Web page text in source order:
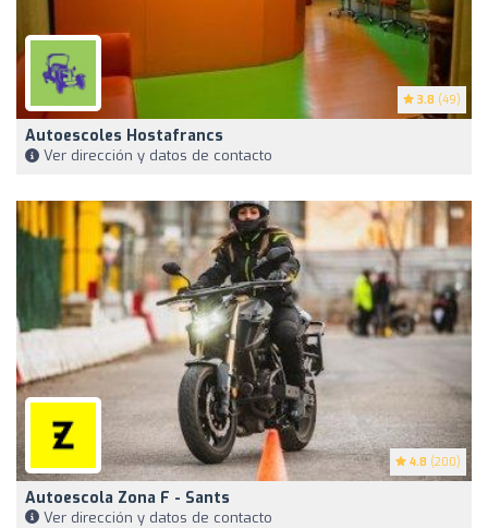
3.8 (49)
Autoescoles Hostafrancs
Ver dirección y datos de contacto
4.8 (200)
Autoescola Zona F - Sants
Ver dirección y datos de contacto